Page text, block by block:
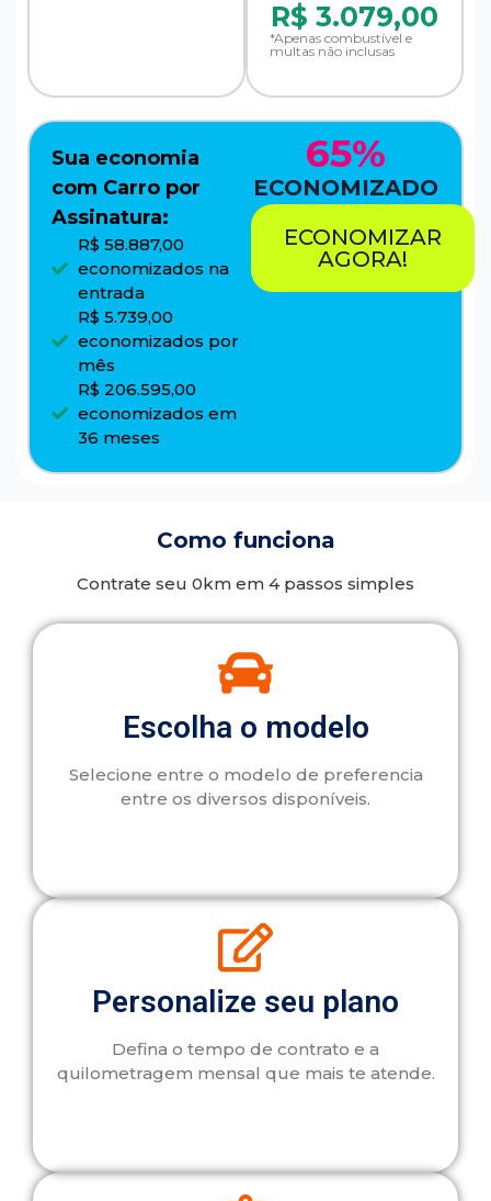
R$ 3.079,00
*Apenas combustível e
multas não inclusas
Sua economia
com Carro por
Assinatura:
R$ 58.887,00
economizados na
entrada
R$ 5.739,00
economizados por
mês
R$ 206.595,00
economizados em
36 meses
65%
ECONOMIZADO
ECONOMIZAR
AGORA!
Como funciona
Contrate seu 0km em 4 passos simples
Escolha o modelo
Selecione entre o modelo de preferencia
entre os diversos disponíveis.
Personalize seu plano
Defina o tempo de contrato e a
quilometragem mensal que mais te atende.